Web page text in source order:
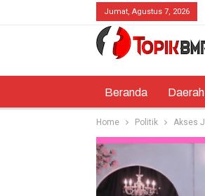
Jumat, Agustus 7, 2026
Beranda Daerah
Home Politik Akses